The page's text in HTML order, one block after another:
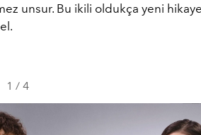
unsur. Bu ikili oldukça yeni
1 / 4